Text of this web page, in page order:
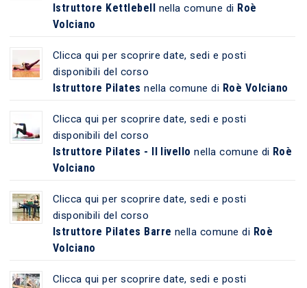
Istruttore Kettlebell nella comune di Roè
Volciano
Clicca qui per scoprire date, sedi e posti
disponibili del corso
Istruttore Pilates nella comune di Roè Volciano
Clicca qui per scoprire date, sedi e posti
disponibili del corso
Istruttore Pilates - II livello nella comune di Roè
Volciano
Clicca qui per scoprire date, sedi e posti
disponibili del corso
Istruttore Pilates Barre nella comune di Roè
Volciano
Clicca qui per scoprire date, sedi e posti